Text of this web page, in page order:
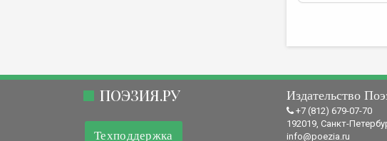
ПОЭЗИЯ.РУ
Техподдержка
Издательство
+7 (812) 679-07-70
192019, Санкт-
info@poezia.ru